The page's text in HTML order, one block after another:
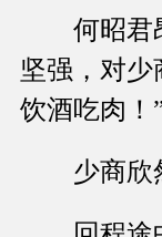
何昭君昂
坚强，对少
饮酒吃肉！
少商欣然